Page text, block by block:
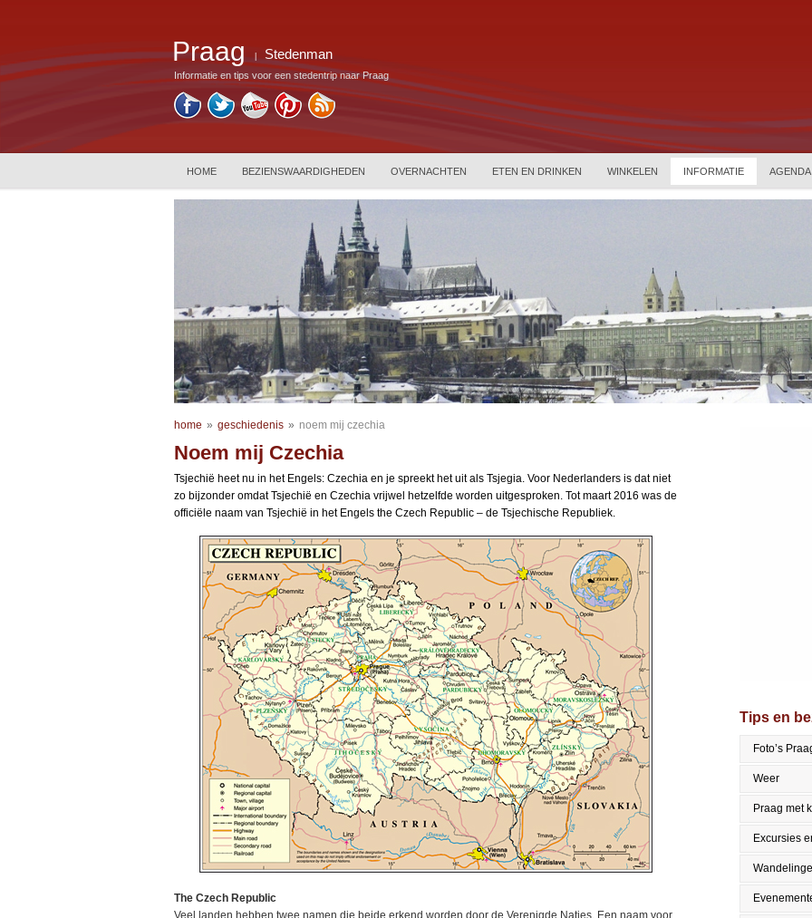
Praag Stedenman
Informatie en tips voor een stedentrip naar Praag
HOME BEZIENSWAARDIGHEDEN OVERNACHTEN ETEN EN DRINKEN WINKELEN INFORMATIE AGENDA
home » geschiedenis » noem mij czechia
Noem mij Czechia
Tsjechië heet nu in het Engels: Czechia en je spreekt het uit als Tsjegia. Voor Nederlanders is dat niet
zo bijzonder omdat Tsjechië en Czechia vrijwel hetzelfde worden uitgesproken. Tot maart 2016 was de
officiële naam van Tsjechië in het Engels the Czech Republic – de Tsjechische Republiek.
The Czech Republic
Veel landen hebben twee namen die beide erkend worden door de Verenigde Naties. Een naam voor
Tips en
Foto’s
Weer
Praag met
Excursies